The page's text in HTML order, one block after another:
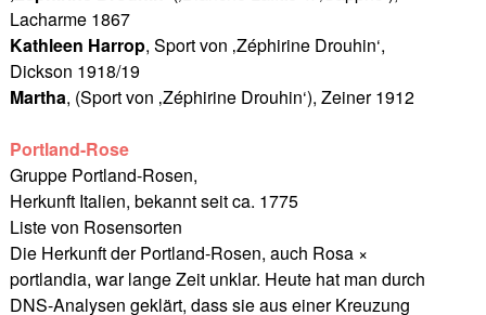
Lacharme 1867
Kathleen Harrop, Sport von ‚Zéphirine Drouhin‘,
Dickson 1918/19
Martha, (Sport von ‚Zéphirine Drouhin‘), Zeiner 1912
Portland-Rose
Gruppe Portland-Rosen,
Herkunft Italien, bekannt seit ca. 1775
Liste von Rosensorten
Die Herkunft der Portland-Rosen, auch Rosa ×
portlandia, war lange Zeit unklar. Heute hat man durch
DNS-Analysen geklärt, dass sie aus einer Kreuzung